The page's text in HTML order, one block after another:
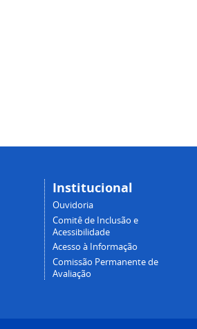
Institucional
Ouvidoria
Comitê de Inclusão e
Acessibilidade
Acesso à Informação
Comissão Permanente de
Avaliação